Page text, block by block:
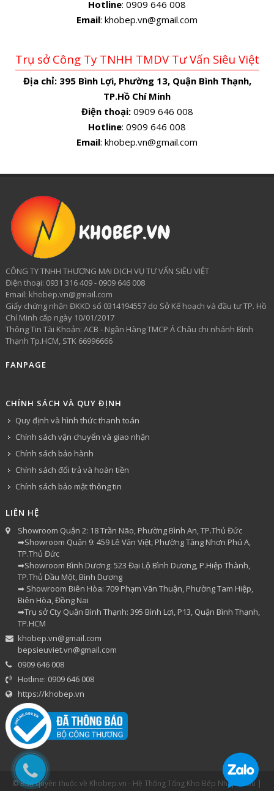
Hotline: 0909 646 008
Email: khobep.vn@gmail.com
Trụ sở Công Ty TNHH TMDV Tư Vấn Siêu Việt
Địa chỉ: 395 Bình Lợi, Phường 13, Quận Bình Thạnh,
TP.Hồ Chí Minh
Điện thoại:0909 646 008
Hotline: 0909 646 008
Email: khobep.vn@gmail.com
CÔNG TY TNHH THƯƠNG MẠI DỊCH VỤ TƯ VẤN SIÊU VIỆT
​Điện thoại: 0931 316 409 - 0909 646 008
Email: khobep.vn@gmail.com
Giấy chứng nhận ĐKKD số 0314194557 do Sở Kế hoạch và đầu tư TP. Hồ
Chí Minh cấp ngày 10/01/2017
Thông Tin Tài Khoản: ACB - Ngân Hàng TMCP Á Châu chi nhánh Bình
Thạnh Tp.HCM, STK 66996666
FANPAGE
CHÍNH SÁCH VÀ QUY ĐỊNH
Quy định và hình thức thanh toán
Chính sách vận chuyển và giao nhận
Chính sách bảo hành
Chính sách đổi trả và hoàn tiền
Chính sách bảo mật thông tin
LIÊN HỆ
Showroom Quận 2: 18 Trần Não, Phường Bình An, TP.Thủ Đức
➡Showroom Quận 9: 459 Lê Văn Việt, Phường Tăng Nhơn Phú A,
TP.Thủ Đức
➡Showroom Bình Dương: 523 Đại Lộ Bình Dương, P.Hiệp Thành,
TP.Thủ Dầu Một, Bình Dương
➡ Showroom Biên Hòa: 709 Phạm Văn Thuận, Phường Tam Hiệp,
Biên Hòa, Đồng Nai
➡Trụ sở Cty Quận Bình Thạnh: 395 Bình Lợi, P13, Quận Bình Thạnh,
TP.HCM
khobep.vn@gmail.com
bepsieuviet.vn@gmail.com
0909 646 008
Hotline: 0909 646 008
https://khobep.vn
© Bản quyền thuộc về Khobep.vn - Hệ Thống Tổng Kho Bếp Nhập Khẩu |